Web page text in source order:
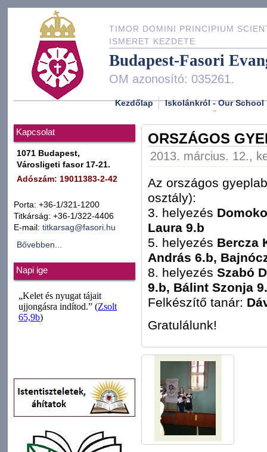
TIMOR DOMINI PRINCIPIUM
ISMERET KEZDETE
Budapest-Fasori
OM azonosító: 035261.
Kezdőlap Iskolánkról - Our School
Kapcsolat
1071 Budapest,
Városligeti fasor 17-21.
Adószám: 19011383-2-42
Porta: +36-1/321-1200
Titkárság: +36-1/322-4406
E-mail: titkarsag@fasori.hu
Bővebben...
Napi ige
ORSZÁGOS
2013. március. 12.,
Az országos
osztály):
3. helyezés
Laura 9.b
5. helyezés Bercza
András 6.b,
8. helyezés Szabó
9.b, Bálint Szonja
Felkészítő tanár:
Gratulálunk!